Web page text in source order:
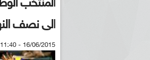
المنتخب
الى نصف
16/06/2015 - 11:40